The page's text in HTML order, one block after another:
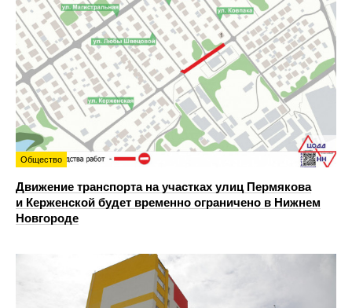
Общество
Движение транспорта на участках улиц Пермякова
и Керженской будет временно ограничено в Нижнем
Новгороде